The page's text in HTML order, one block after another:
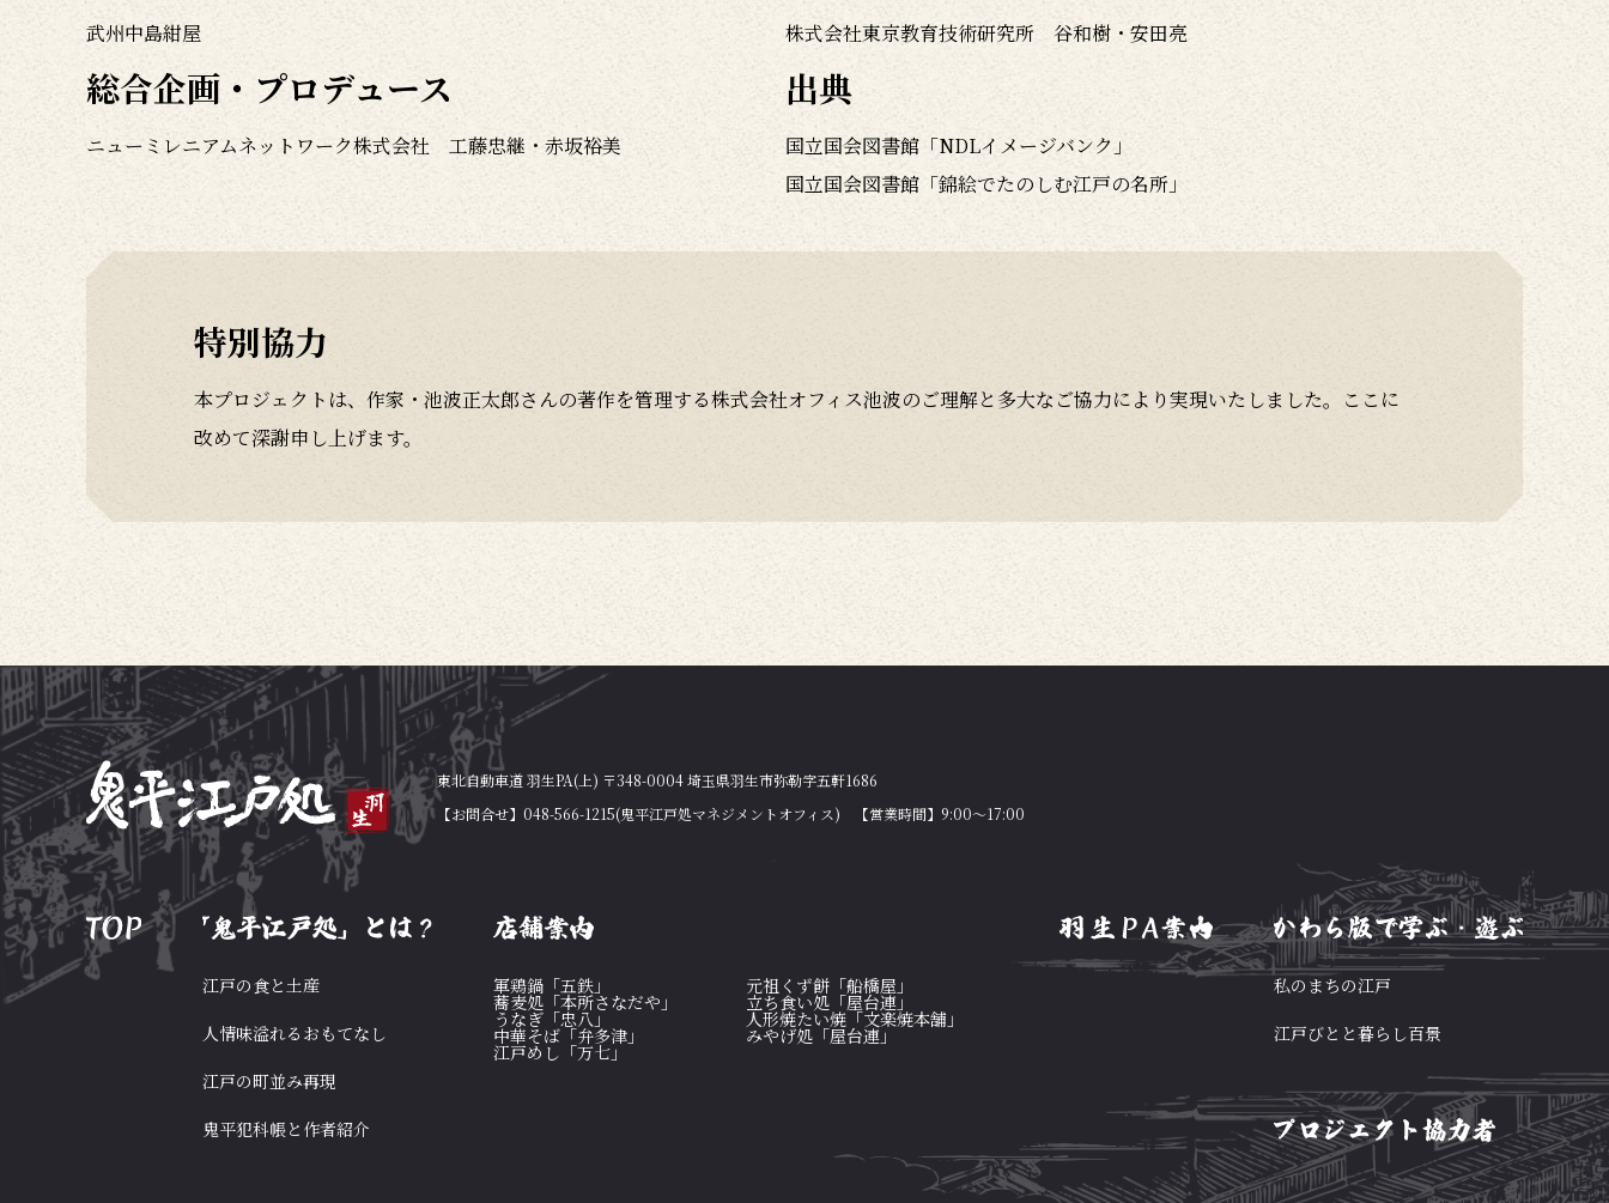
武州中島紺屋 株式会社東京教育技術研究所 谷和樹・安田亮
総合企画・プロデュース
ニューミレニアムネットワーク株式会社 工藤忠継・赤坂裕美
出典
国立国会図書館「NDLイメージバンク」
国立国会図書館「錦絵でたのしむ江戸の名所」
特別協力
本プロジェクトは、作家・池波正太郎さんの著作を管理する株式会社オフィス池波のご理解と多大なご協力により実現いたしました。ここに
改めて深謝申し上げます。
東北自動車道 羽生PA(上) 〒348-0004 埼玉県羽生市弥勒字五軒1686
【お問合せ】048-566-1215(鬼平江戸処マネジメントオフィス) 【営業時間】9:00～17:00
江戸の食と土産
人情味溢れるおもてなし
江戸の町並み再現
鬼平犯科帳と作者紹介
軍鶏鍋「五鉄」 元祖くず餅「船橋屋」
蕎麦処「本所さなだや」 立ち食い処「屋台連」
うなぎ「忠八」 人形焼たい焼「文楽焼本舗」
中華そば「弁多津」 みやげ処「屋台連」
江戸めし「万七」
私のまちの江戸
江戸びとと暮らし百景